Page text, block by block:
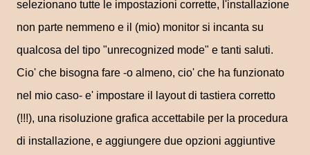
selezionano tutte le impostazioni corrette, l'installazione
non parte nemmeno e il (mio) monitor si incanta su
qualcosa del tipo "unrecognized mode" e tanti saluti.
Cio' che bisogna fare -o almeno, cio' che ha funzionato
nel mio caso- e' impostare il layout di tastiera corretto
(!!!), una risoluzione grafica accettabile per la procedura
di installazione, e aggiungere due opzioni aggiuntive